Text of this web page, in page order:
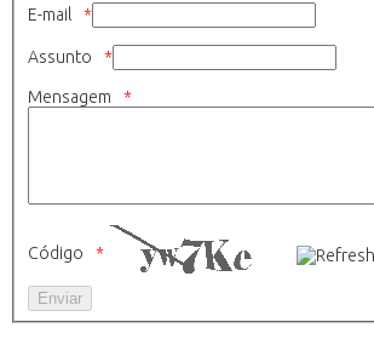
E-mail
Assunto
Mensagem
Código